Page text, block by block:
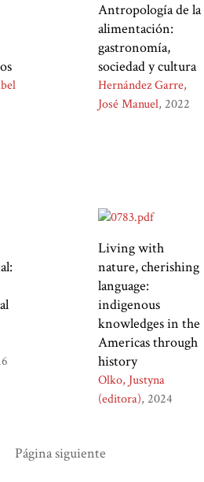
Antropología de la
alimentación:
gastronomía,
sociedad y cultura
Hernández Garre,
José Manuel 2022
Living with
nature, cherishing
language:
indigenous
knowledges in the
Americas through
history
Olko, Justyna
(editora) 2024
Página siguiente